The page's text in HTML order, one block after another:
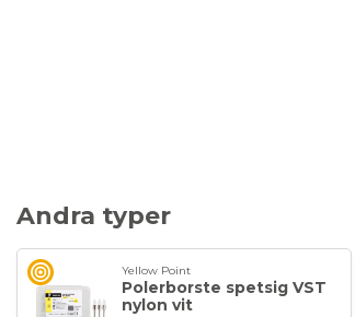
Andra typer
Yellow Point
Polerborste spetsig VST
nylon vit